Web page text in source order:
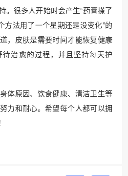
。很多人开始时会产生“药膏搽了
方法用了一个星期还是没变化”的
，皮肤是需要时间才能恢复健康
治愈的过程，并且坚持每天护
体原因、饮食健康、清洁卫生等
力和耐心。希望每个人都可以拥